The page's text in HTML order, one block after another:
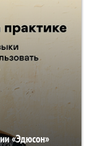
«Эдюсон»